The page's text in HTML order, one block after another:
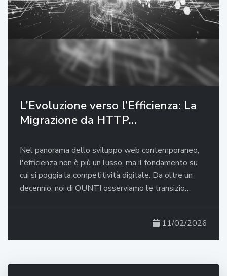
L’Evoluzione verso l’Efficienza: La
Migrazione da HTTP…
Nel panorama dello sviluppo web contemporaneo,
l'efficienza non è più un lusso, ma il fondamento su
cui si poggia la competitività digitale. Da oltre un
decennio, noi di OUNTI osserviamo le transizio…
11/02/2026